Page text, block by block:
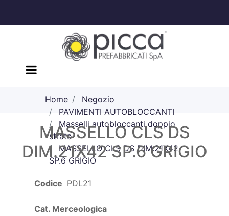
Open menu
Home
Negozio
PAVIMENTI AUTOBLOCCANTI
Masselli autobloccanti doppio
strato
MASSELLO CLS DS DIM.21X42
SP.6 GRIGIO
MASSELLO CLS DS
DIM.21X42 SP.6 GRIGIO
Codice PDL21
Cat. Merceologica